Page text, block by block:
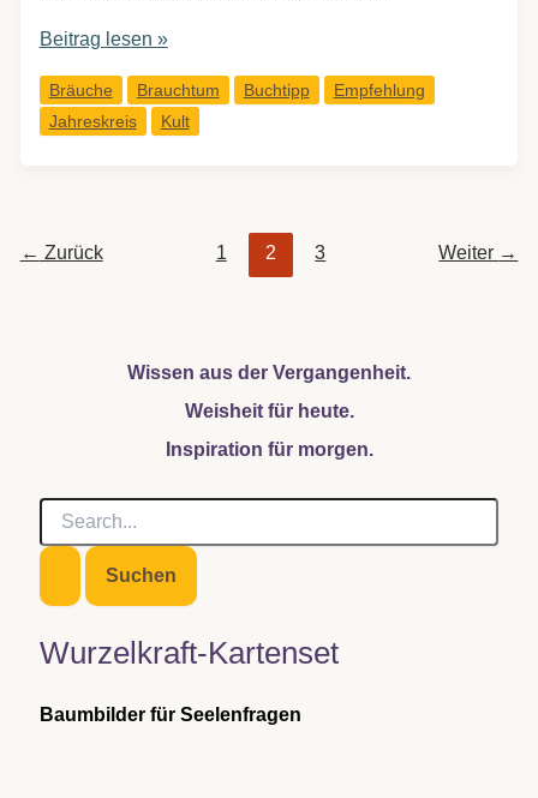
Buchtipp:
mit
heimischen
Beitrag lesen »
Bräuche Brauchtum Buchtipp
Empfehlung
Jahreskreis
Kult
← Zurück 1 2 3 Weiter →
Wissen aus der Vergangenheit.
Weisheit für heute.
Inspiration für morgen.
S
c
e
n
h
Wurzelkraft-Kartenset
Baumbilder für Seelenfragen